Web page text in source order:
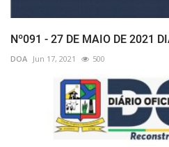
Nº091 - 27 DE MAIO DE 2021
DOA Jun 17, 2021 500